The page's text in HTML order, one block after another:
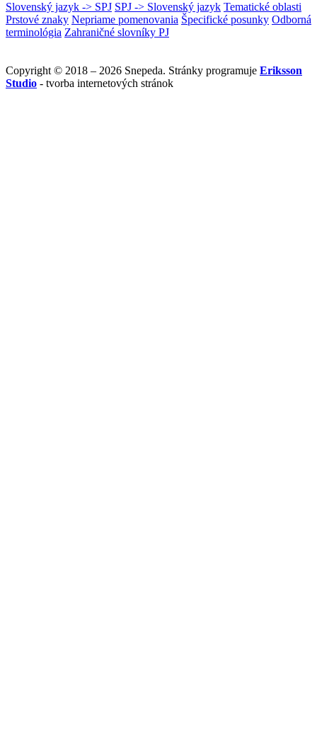
Slovenský jazyk -> SPJ SPJ -> Slovenský jazyk Tematické oblasti
Prstové znaky Nepriame pomenovania Špecifické posunky Odborná
terminológia Zahraničné slovníky PJ
Copyright © 2018 – 2026 Snepeda. Stránky programuje Eriksson
Studio - tvorba internetových stránok